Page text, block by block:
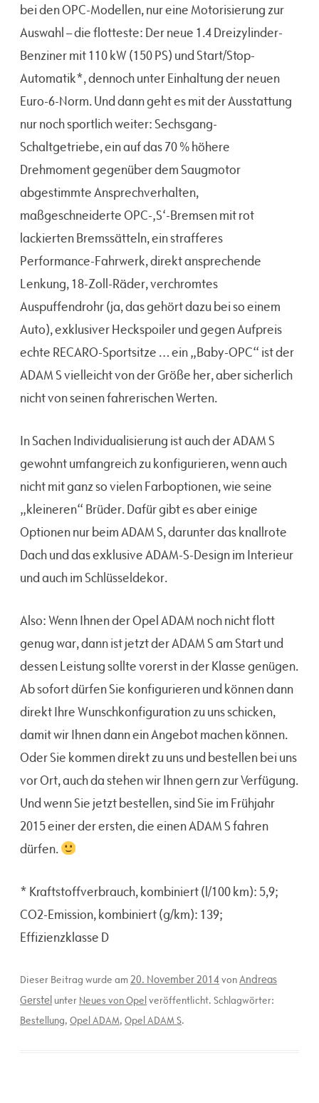
bei den OPC-Modellen, nur eine Motorisierung zur
Auswahl – die flotteste: Der neue 1.4 Dreizylinder-
Benziner mit 110 kW (150 PS) und Start/Stop-
Automatik*, dennoch unter Einhaltung der neuen
Euro-6-Norm. Und dann geht es mit der Ausstattung
nur noch sportlich weiter: Sechsgang-
Schaltgetriebe, ein auf das 70 % höhere
Drehmoment gegenüber dem Saugmotor
abgestimmte Ansprechverhalten,
maßgeschneiderte OPC-‚S‘-Bremsen mit rot
lackierten Bremssätteln, ein strafferes
Performance-Fahrwerk, direkt ansprechende
Lenkung, 18-Zoll-Räder, verchromtes
Auspuffendrohr (ja, das gehört dazu bei so einem
Auto), exklusiver Heckspoiler und gegen Aufpreis
echte RECARO-Sportsitze … ein „Baby-OPC“ ist der
ADAM S vielleicht von der Größe her, aber sicherlich
nicht von seinen fahrerischen Werten.
In Sachen Individualisierung ist auch der ADAM S
gewohnt umfangreich zu konfigurieren, wenn auch
nicht mit ganz so vielen Farboptionen, wie seine
„kleineren“ Brüder. Dafür gibt es aber einige
Optionen nur beim ADAM S, darunter das knallrote
Dach und das exklusive ADAM-S-Design im Interieur
und auch im Schlüsseldekor.
Also: Wenn Ihnen der Opel ADAM noch nicht flott
genug war, dann ist jetzt der ADAM S am Start und
dessen Leistung sollte vorerst in der Klasse genügen.
Ab sofort dürfen Sie konfigurieren und können dann
direkt Ihre Wunschkonfiguration zu uns schicken,
damit wir Ihnen dann ein Angebot machen können.
Oder Sie kommen direkt zu uns und bestellen bei uns
vor Ort, auch da stehen wir Ihnen gern zur Verfügung.
Und wenn Sie jetzt bestellen, sind Sie im Frühjahr
2015 einer der ersten, die einen ADAM S fahren
dürfen.
* Kraftstoffverbrauch, kombiniert (l/100 km): 5,9;
CO2-Emission, kombiniert (g/km): 139;
Effizienzklasse D
Dieser Beitrag wurde am20. November 2014 vonAndreas
Gerstel unter Neues von Opelveröffentlicht. Schlagwörter:
Bestellung, Opel ADAM, Opel ADAM S.